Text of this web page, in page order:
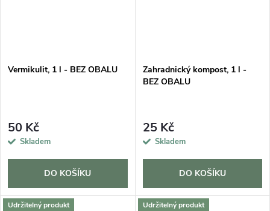
Vermikulit, 1 l - BEZ OBALU
50 Kč
Skladem
DO KOŠÍKU
Zahradnický kompost, 1 l -
BEZ OBALU
25 Kč
Skladem
DO KOŠÍKU
Udržitelný produkt
Udržitelný produkt